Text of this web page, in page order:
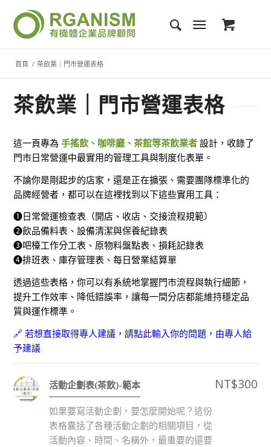
首頁 / 茶飲業｜門市營運表格
茶飲業｜門市營運表格
這一頁專為手搖飲、咖啡廳、茶館等茶飲業者 設計，收錄了
門市日常營運中最實用的管理工具與制度化表單。
不論你是剛起步的店家，還是正在擴張、需要團隊標準化的
品牌經營者，都可以在這裡找到以下這些實用工具：
❶日常營運檢查表（開店、收店、交接流程規範）
❷飲品備料表、設備清潔與保養紀錄表
❸吧檯工作分工表、原物料盤點表、損耗記錄表
❹排班表、庫存管理表、每日營業結算單
透過這些表格，你可以有系統地掌握門市流程與執行細節，
提升工作效率、降低錯誤率，讓每一間分店都能維持穩定品
質與運作標準。
🔗 若想直接取得專人建議，請點此輸入你的問題，由專人給
予建議
活動企劃表(茶飲)-範本 NT$300
如果要寫活動企劃，要怎麼開始呢？這份
表格囊括了各種活動企劃的相關項目，從
活動內容、時間、名稱外，最重要的還要